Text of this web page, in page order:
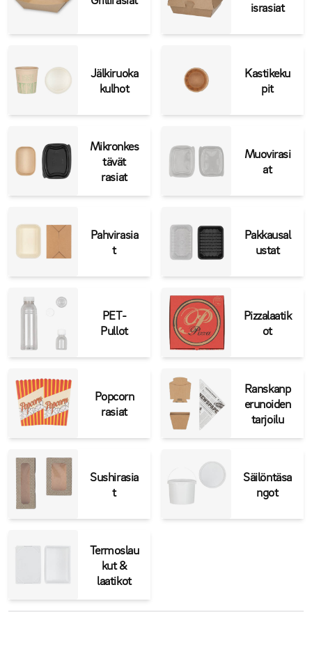
israsiat
Jälkiruoka
kulhot
Kastikeku
pit
Mikronkes
tävät
rasiat
Muovirasi
at
Pahvirasia
t
Pakkausal
ustat
PET-
Pullot
Pizzalaatik
ot
Popcorn
rasiat
Ranskanp
erunoiden
tarjoilu
Sushirasia
t
Säilöntäsa
ngot
Termoslau
kut &
laatikot